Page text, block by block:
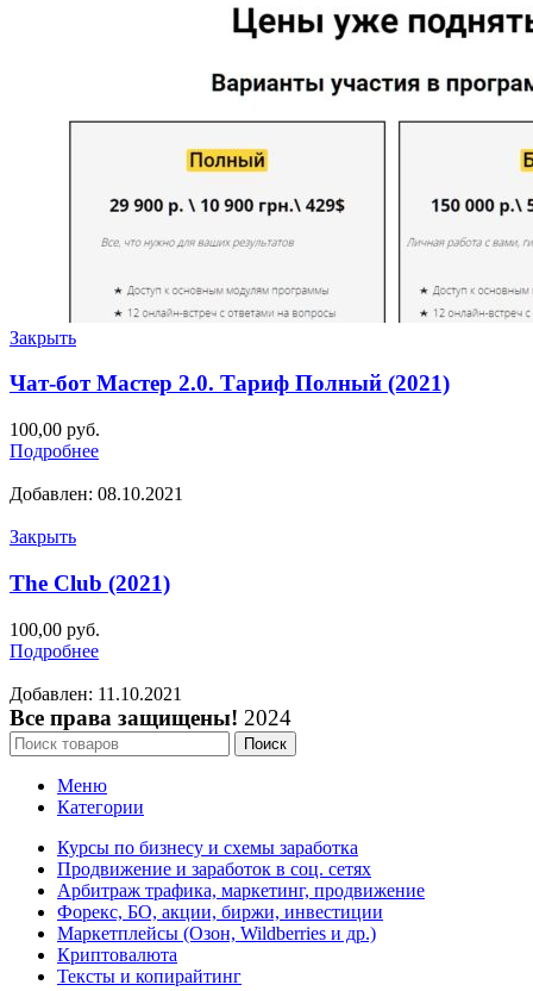
Закрыть
Чат-бот Мастер 2.0. Тариф Полный (2021)
100,00 руб.
Подробнее
Добавлен: 08.10.2021
Закрыть
The Club (2021)
100,00 руб.
Подробнее
Добавлен: 11.10.2021
Все права защищены! 2024
Поиск
Меню
Категории
Курсы по бизнесу и схемы заработка
Продвижение и заработок в соц. сетях
Арбитраж трафика, маркетинг, продвижение
Форекс, БО, акции, биржи, инвестиции
Маркетплейсы (Озон, Wildberries и др.)
Криптовалюта
Тексты и копирайтинг